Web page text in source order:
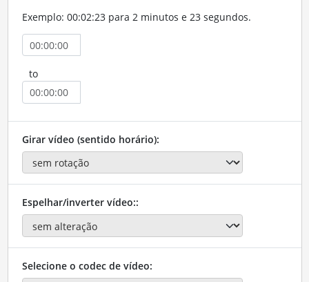
Exemplo: 00:02:23 para 2 minutos e 23 segundos.
to
Girar vídeo (sentido horário):
Espelhar/inverter vídeo::
Selecione o codec de vídeo: